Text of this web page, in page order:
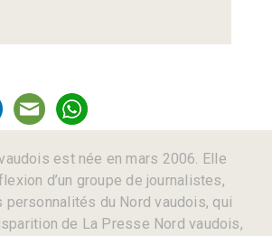
est née en mars 2006. Elle
d’un groupe de journalistes,
personnalités du Nord vaudois, qui
de La Presse Nord vaudois,